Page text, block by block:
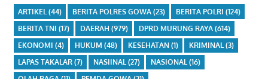
ARTIKEL (44) BERITA POLRES GOWA(23) BERITA POLRI (124)
BERITA TNI (17) DAERAH (979) DPRD MURUNG RAYA(614)
EKONOMI (4) HUKUM (48) KESEHATAN(1) KRIMINAL(3)
LAPAS TAKALAR(7) NASIINAL(27) NASIONAL(16)